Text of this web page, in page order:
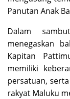
Panutan Anak
Dalam
menegaskan
Kapitan
memiliki
persatuan,
rakyat Maluku